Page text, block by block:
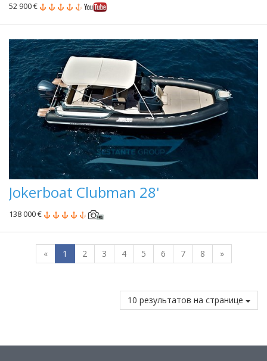
52 900 €
Jokerboat Clubman 28'
138 000 €
« 1 2 3 4 5 6 7 8 »
10 результатов на странице